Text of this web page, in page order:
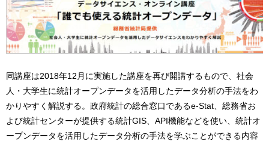
同講座は2018年12月に実施した講座を再び開講するもので、社会
人・大学生に統計オープンデータを活用したデータ分析の手法をわ
かりやすく解説する。政府統計の総合窓口であるe-Stat、総務省お
よび統計センターが提供する統計GIS、API機能などを使い、統計オ
ープンデータを活用したデータ分析の手法を学ぶことができる内容